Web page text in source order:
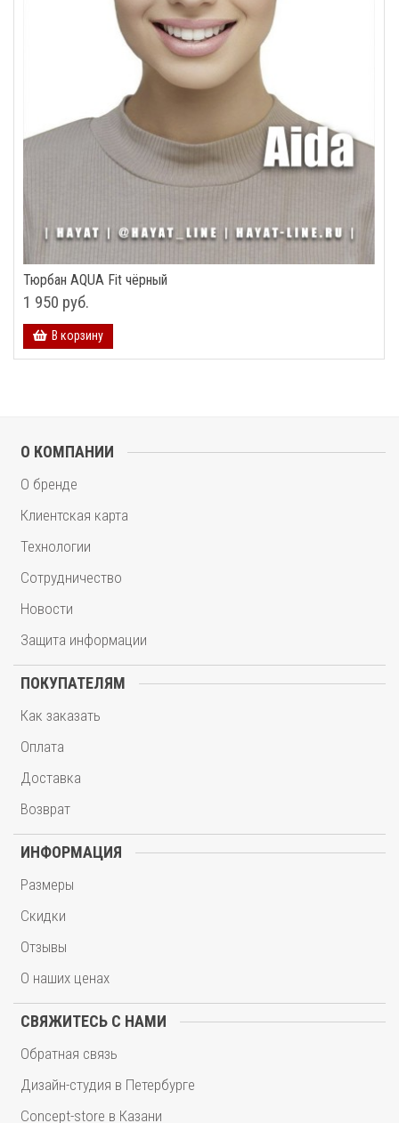
Тюрбан AQUA Fit чёрный
1 950 руб.
В корзину
О КОМПАНИИ
О бренде
Клиентская карта
Технологии
Сотрудничество
Новости
Защита информации
ПОКУПАТЕЛЯМ
Как заказать
Оплата
Доставка
Возврат
ИНФОРМАЦИЯ
Размеры
Скидки
Отзывы
О наших ценах
СВЯЖИТЕСЬ С НАМИ
Обратная связь
Дизайн-студия в Петербурге
Concept-store в Казани